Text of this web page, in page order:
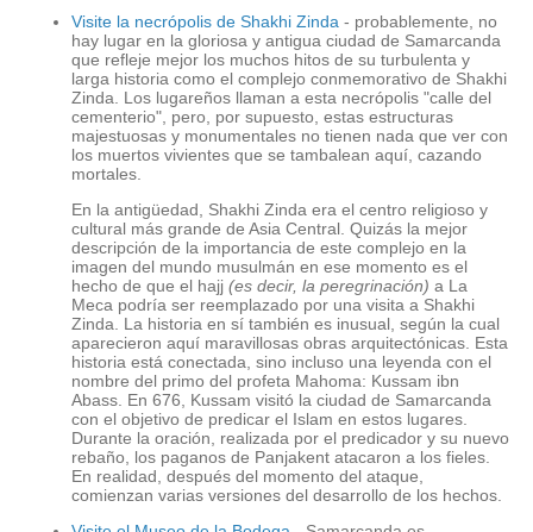
Visite la necrópolis de Shakhi Zinda - probablemente, no
hay lugar en la gloriosa y antigua ciudad de Samarcanda
que refleje mejor los muchos hitos de su turbulenta y
larga historia como el complejo conmemorativo de Shakhi
Zinda. Los lugareños llaman a esta necrópolis "calle del
cementerio", pero, por supuesto, estas estructuras
majestuosas y monumentales no tienen nada que ver con
los muertos vivientes que se tambalean aquí, cazando
mortales.
En la antigüedad, Shakhi Zinda era el centro religioso y
cultural más grande de Asia Central. Quizás la mejor
descripción de la importancia de este complejo en la
imagen del mundo musulmán en ese momento es el
hecho de que el hajj (es decir, la peregrinación) a La
Meca podría ser reemplazado por una visita a Shakhi
Zinda. La historia en sí también es inusual, según la cual
aparecieron aquí maravillosas obras arquitectónicas. Esta
historia está conectada, sino incluso una leyenda con el
nombre del primo del profeta Mahoma: Kussam ibn
Abass. En 676, Kussam visitó la ciudad de Samarcanda
con el objetivo de predicar el Islam en estos lugares.
Durante la oración, realizada por el predicador y su nuevo
rebaño, los paganos de Panjakent atacaron a los fieles.
En realidad, después del momento del ataque,
comienzan varias versiones del desarrollo de los hechos.